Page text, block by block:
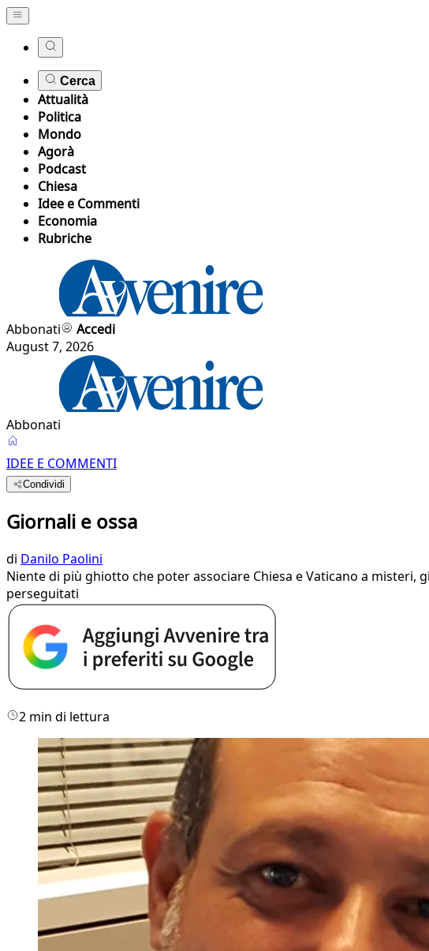
Cerca
Attualità
Politica
Mondo
Agorà
Podcast
Chiesa
Idee e Commenti
Economia
Rubriche
Abbonati
Accedi
August 7, 2026
Abbonati
IDEE E COMMENTI
Condividi
Giornali e ossa
di Danilo Paolini
Niente di più ghiotto che poter associare Chiesa e Vaticano a
perseguitati
2 min di lettura